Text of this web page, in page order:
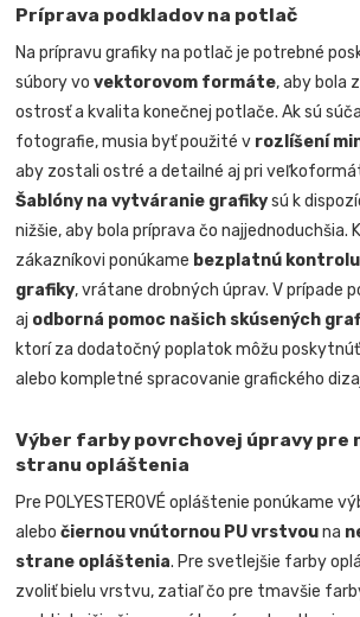
Príprava podkladov na potlač
Na prípravu grafiky na potlač je potrebné
súbory vovektorovom formáte, aby bola
ostrosť a kvalita konečnej potlače. Ak sú
fotografie, musia byť použité v rozlíšení
aby zostali ostré a detailné aj pri
Šablóny na vytváranie grafikysú k
nižšie, aby bola príprava čo najjednoduchšia.
zákazníkovi ponúkame bezplatnú
grafiky, vrátane drobných úprav. V prípade
aj odborná pomoc našich skúsených
ktorí za dodatočný poplatok môžu
alebo kompletné spracovanie grafického
Výber farby povrchovej úpravy pre
stranu opláštenia
Pre POLYESTEROVÉ opláštenie ponúkame
alebočiernou vnútornou PU vrstvouna
strane opláštenia. Pre svetlejšie farby
zvoliť bielu vrstvu, zatiaľ čo pre tmavšie